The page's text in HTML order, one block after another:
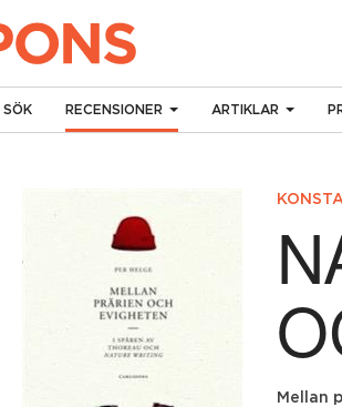
SÖK RECENSIONER ARTIKLAR
Mellan